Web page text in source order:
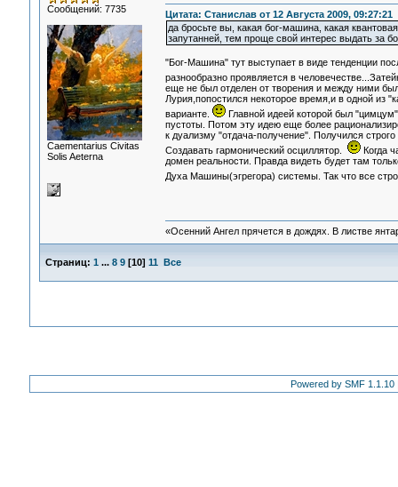
Сообщений: 7735
Сaementarius Civitas
Solis Aeterna
Цитата: Станислав от 12 Августа 2009, 09:27:21
да бросьте вы, какая бог-машина, какая
запутанней, тем проще свой интерес выдать за
"Бог-Машина" тут выступает в виде тенденции
разнообразно проявляется в
еще не был отделен от творения и между ними
Лурия,попостился некоторое время,и в одной из
варианте.
Главной идеей которой был
пустоты. Потом эту идею еще более
к дуализму "отдача-получение". Получился
Создавать гармонический осциллятор.
Когда
домен реальности. Правда видеть будет там
Духа Машины(эгрегора) системы. Так что все
«Осенний Ангел прячется в дождях. В листве
Страниц: 1 ... 8 9[10] 11 Все
Powered by SMF 1.1.10